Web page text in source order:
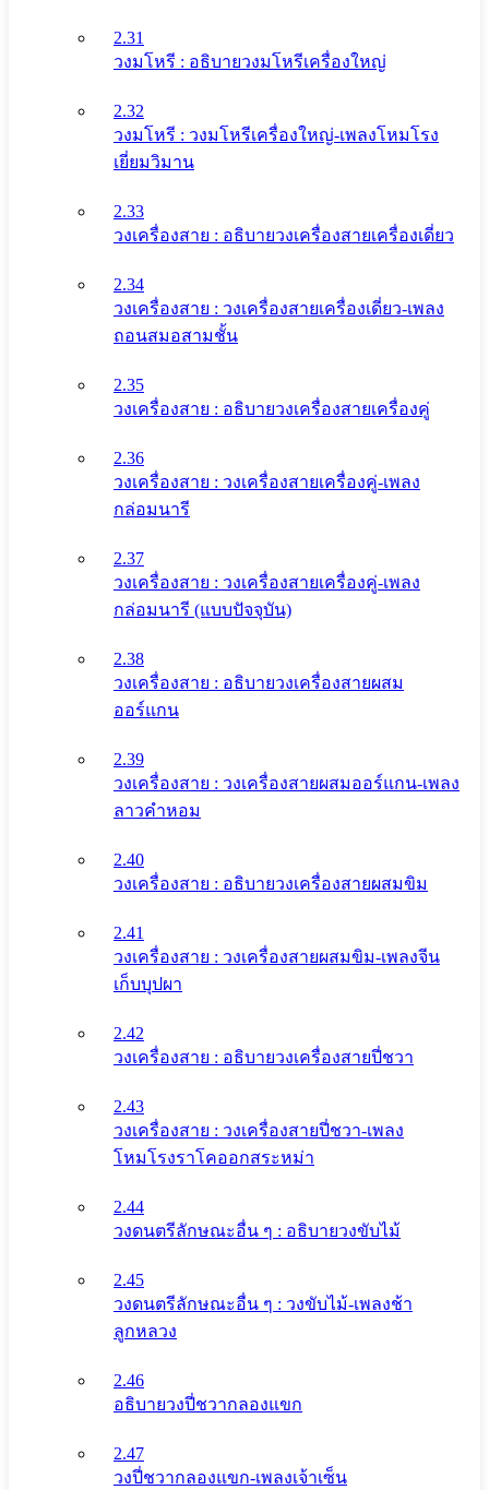
2.31
วงมโหรี : อธิบายวงมโหรีเครื่องใหญ่
2.32
วงมโหรี : วงมโหรีเครื่องใหญ่-เพลงโหมโรง
เยี่ยมวิมาน
2.33
วงเครื่องสาย : อธิบายวงเครื่องสายเครื่องเดี่ยว
2.34
วงเครื่องสาย : วงเครื่องสายเครื่องเดี่ยว-เพลง
ถอนสมอสามชั้น
2.35
วงเครื่องสาย : อธิบายวงเครื่องสายเครื่องคู่
2.36
วงเครื่องสาย : วงเครื่องสายเครื่องคู่-เพลง
กล่อมนารี
2.37
วงเครื่องสาย : วงเครื่องสายเครื่องคู่-เพลง
กล่อมนารี (แบบปัจจุบัน)
2.38
วงเครื่องสาย : อธิบายวงเครื่องสายผสม
ออร์แกน
2.39
วงเครื่องสาย : วงเครื่องสายผสมออร์แกน-เพลง
ลาวคำหอม
2.40
วงเครื่องสาย : อธิบายวงเครื่องสายผสมขิม
2.41
วงเครื่องสาย : วงเครื่องสายผสมขิม-เพลงจีน
เก็บบุปผา
2.42
วงเครื่องสาย : อธิบายวงเครื่องสายปี่ชวา
2.43
วงเครื่องสาย : วงเครื่องสายปี่ชวา-เพลง
โหมโรงราโคออกสระหม่า
2.44
วงดนตรีลักษณะอื่น ๆ : อธิบายวงขับไม้
2.45
วงดนตรีลักษณะอื่น ๆ : วงขับไม้-เพลงช้า
ลูกหลวง
2.46
อธิบายวงปี่ชวากลองแขก
2.47
วงปี่ชวากลองแขก-เพลงเจ้าเซ็น